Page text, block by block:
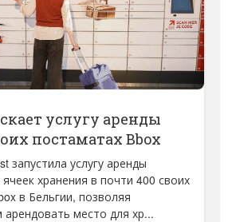
услугу аренды
постаматах Bbox
запустила услугу аренды
хранения в почти 400 своих
в Бельгии, позволяя
место для хр...